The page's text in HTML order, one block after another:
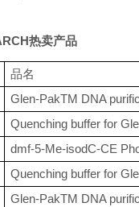
热卖产品
品名
Glen-PakTM DNA
Quenching buffer for
dmf-5-Me-isodC-CE
Quenching buffer for
Glen-PakTM DNA